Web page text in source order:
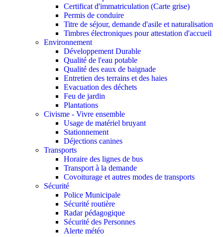
Certificat d'immatriculation (Carte grise)
Permis de conduire
Titre de séjour, demande d'asile et naturalisation
Timbres électroniques pour attestation d'accueil
Environnement
Développement Durable
Qualité de l'eau potable
Qualité des eaux de baignade
Entretien des terrains et des haies
Evacuation des déchets
Feu de jardin
Plantations
Civisme - Vivre ensemble
Usage de matériel bruyant
Stationnement
Déjections canines
Transports
Horaire des lignes de bus
Transport à la demande
Covoiturage et autres modes de transports
Sécurité
Police Municipale
Sécurité routière
Radar pédagogique
Sécurité des Personnes
Alerte météo